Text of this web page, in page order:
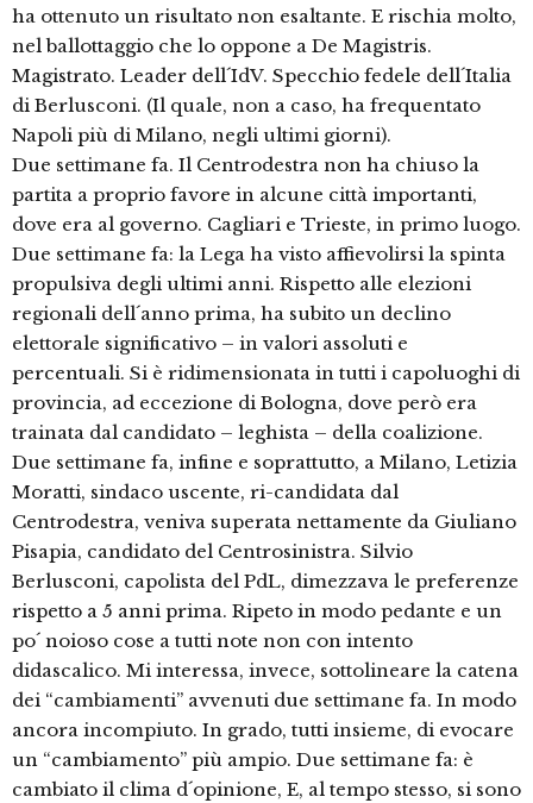
ha ottenuto un risultato non esaltante. E rischia molto,
nel ballottaggio che lo oppone a De Magistris.
Magistrato. Leader dell´IdV. Specchio fedele dell´Italia
di Berlusconi. (Il quale, non a caso, ha frequentato
Napoli più di Milano, negli ultimi giorni).
Due settimane fa. Il Centrodestra non ha chiuso la
partita a proprio favore in alcune città importanti,
dove era al governo. Cagliari e Trieste, in primo luogo.
Due settimane fa: la Lega ha visto affievolirsi la spinta
propulsiva degli ultimi anni. Rispetto alle elezioni
regionali dell´anno prima, ha subito un declino
elettorale significativo – in valori assoluti e
percentuali. Si è ridimensionata in tutti i capoluoghi di
provincia, ad eccezione di Bologna, dove però era
trainata dal candidato – leghista – della coalizione.
Due settimane fa, infine e soprattutto, a Milano, Letizia
Moratti, sindaco uscente, ri-candidata dal
Centrodestra, veniva superata nettamente da Giuliano
Pisapia, candidato del Centrosinistra. Silvio
Berlusconi, capolista del PdL, dimezzava le preferenze
rispetto a 5 anni prima. Ripeto in modo pedante e un
po´ noioso cose a tutti note non con intento
didascalico. Mi interessa, invece, sottolineare la catena
dei “cambiamenti” avvenuti due settimane fa. In modo
ancora incompiuto. In grado, tutti insieme, di evocare
un “cambiamento” più ampio. Due settimane fa: è
cambiato il clima d´opinione, E, al tempo stesso, si sono